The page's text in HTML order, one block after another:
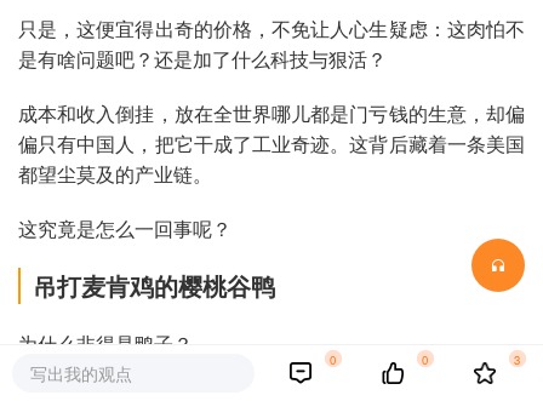
只是，这便宜得出奇的价格，不免让人心生疑虑：这肉怕不
是有啥问题吧？还是加了什么科技与狠活？
成本和收入倒挂，放在全世界哪儿都是门亏钱的生意，却偏
偏只有中国人，把它干成了工业奇迹。这背后藏着一条美国
都望尘莫及的产业链。
这究竟是怎么一回事呢？
吊打麦肯鸡的樱桃谷鸭
为什么非得是鸭子？
写出我的观点
0 0 3